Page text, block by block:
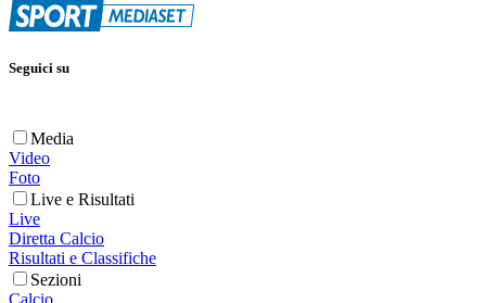
Seguici su
Media
Video
Foto
Live e Risultati
Live
Diretta Calcio
Risultati e Classifiche
Sezioni